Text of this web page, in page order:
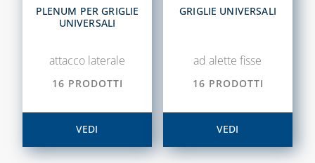
PLENUM PER GRIGLIE
UNIVERSALI
attacco laterale
16 PRODOTTI
VEDI
GRIGLIE UNIVERSALI
ad alette fisse
16 PRODOTTI
VEDI